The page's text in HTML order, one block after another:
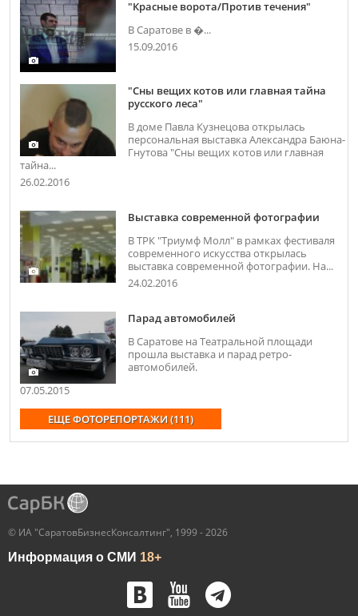
"Красные ворота/Против течения"
В Саратове в �...
15.09.2016
"Сны вещих котов или главная тайна
русского леса"
В доме Павла Кузнецова открылась
персональная выставка Александра Баюна-
Гнутова "Сны вещих котов или главная
тайна...
26.02.2016
Выставка современной фотографии
В ТРК "Триумф Молл" в рамках фестиваля
современного искусства открылась
выставка современной фотографии. На...
24.02.2016
Парад автомобилей
В Саратове на Театральной площади
прошла выставка и парад ретро-
автомобилей.
07.05.2015
ЕЩЕ ФОТОРЕПОРТАЖИ (111)
© ИА "СаратовБизнесКонсалтинг", 1999 - 2026
Информация о СМИ 18+